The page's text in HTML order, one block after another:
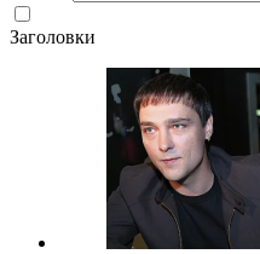
Заголовки